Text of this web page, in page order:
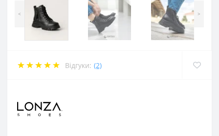
< >
Відгуки: (2)
.